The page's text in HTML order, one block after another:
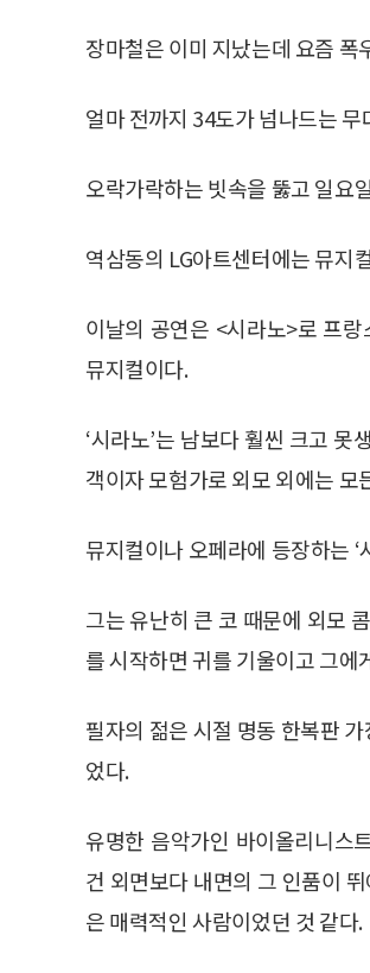
장마철은 이미 지났는데 요즘 폭
얼마 전까지 34도가 넘나드는
오락가락하는 빗속을 뚫고 일요
역삼동의 LG아트센터에는 뮤지
이날의 공연은 <시라노>로 프
뮤지컬이다.
‘시라노’는 남보다 훨씬 크고
객이자 모험가로 외모 외에는
뮤지컬이나 오페라에 등장하는
그는 유난히 큰 코 때문에 외모
를 시작하면 귀를 기울이고 그에
필자의 젊은 시절 명동 한복판
었다.
유명한 음악가인 바이올리니스
건 외면보다 내면의 그 인품이
은 매력적인 사람이었던 것 같다.